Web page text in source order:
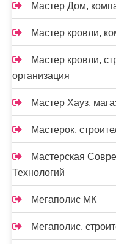
Мастер Дом,
Мастер кровли,
Мастер кровли,
организация
Мастер Хауз,
Мастерок,
Мастерская
Технологий
Мегаполис МК
Мегаполис,